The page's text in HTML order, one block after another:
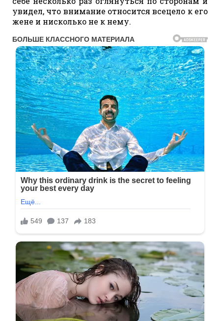
увидел, что внимание относится всецело к его
жене и нисколько не к нему.